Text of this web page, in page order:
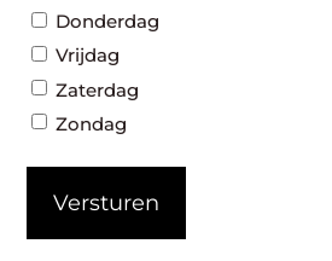
Donderdag
Vrijdag
Zaterdag
Zondag